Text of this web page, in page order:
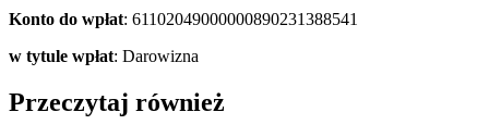
Konto do wpłat: 61102049000000890231388541
w tytule wpłat: Darowizna
Przeczytaj również